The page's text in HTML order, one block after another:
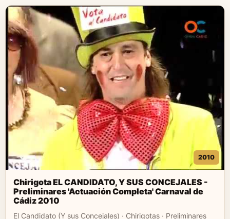
2010
Chirigota EL CANDIDATO, Y SUS CONCEJALES -
Preliminares 'Actuación Completa' Carnaval de
Cádiz 2010
El Candidato (Y sus Concejales) · Chirigotas · Preliminares